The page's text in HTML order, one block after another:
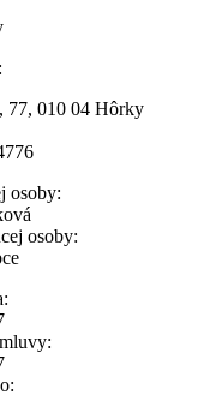
77, 010 04 Hôrky
osoby:
osoby: